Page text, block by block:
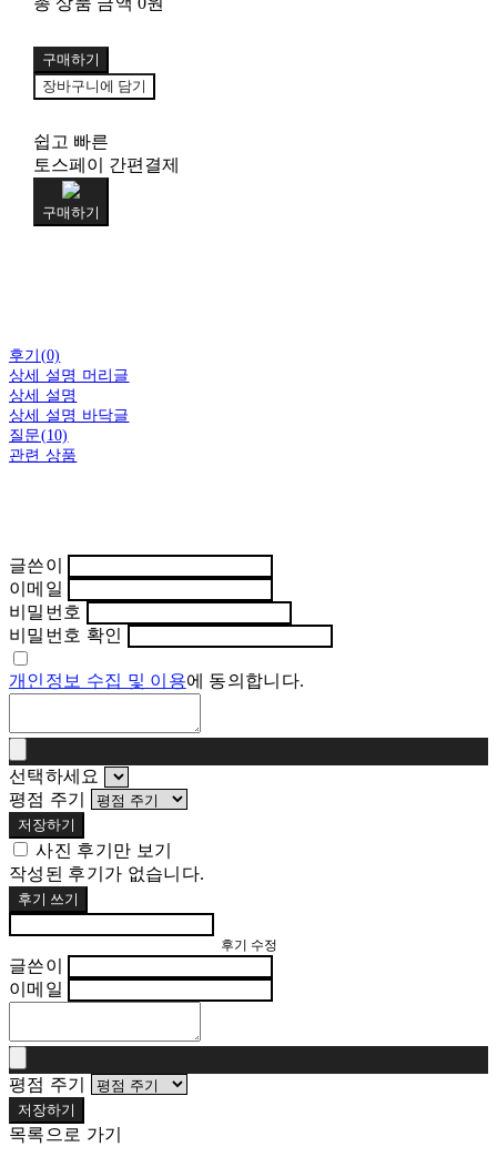
구매하기
장바구니에 담기
쉽고 빠른
토스페이 간편결제
구매하기
후기(0)
상세 설명 머리글
상세 설명
상세 설명 바닥글
질문(10)
관련 상품
글쓴이
이메일
비밀번호
비밀번호 확인
개인정보 수집 및 이용에 동의합니다.
선택하세요
평점 주기
저장하기
사진 후기만 보기
작성된 후기가 없습니다.
후기 쓰기
후기 수정
글쓴이
이메일
평점 주기
저장하기
목록으로 가기